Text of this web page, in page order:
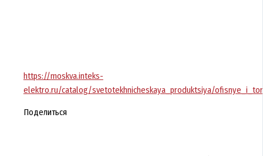
https://moskva.inteks-
elektro.ru/catalog/svetotekhnicheskaya_produktsiya/
Поделиться